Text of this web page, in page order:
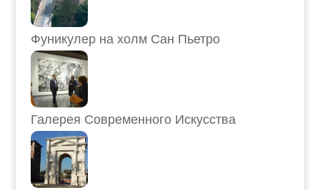
Фуникулер на холм Сан Пьетро
Галерея Современного Искусства